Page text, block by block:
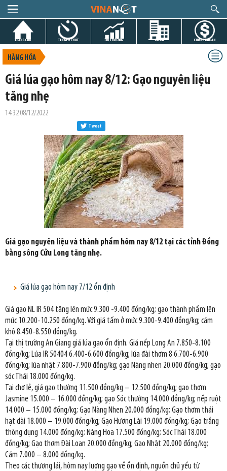
TRANG CHỦ TIN GIỜ CHÓT THỊ TRƯỜNG DỰ ÁN CHỨNG KHOÁN
HÀNG HÓA
Giá lúa gạo hôm nay 8/12: Gạo nguyên liệu
tăng nhẹ
14:32 08/12/2022
Tweet
Giá gạo nguyên liệu và thành phẩm hôm nay 8/12 tại các tỉnh Đồng
bằng sông Cửu Long tăng nhẹ.
Giá lúa gạo hôm nay 7/12 ổn định
Giá gạo NL IR 504 tăng lên mức 9.300 -9.400 đồng/kg; gạo thành phẩm lên
mức 10.200-10.250 đồng/kg. Với giá tấm ở mức 9.300-9.400 đồng/kg; cám
khô 8.450-8.550 đồng/kg.
Tại thị trường An Giang giá lúa gạo ổn định. Giá nếp Long An 7.850-8.100
đồng/kg; Lúa IR 50404 6.400-6.600 đồng/kg; lúa đài thơm 8 6.700-6.900
đồng/kg; lúa nhật 7.800-7.900 đồng/kg; gạo Nàng nhen 20.000 đồng/kg; gạo
sóc Thái 18.000 đồng/kg.
Tại chợ lẻ, giá gạo thường 11.500 đồng/kg – 12.500 đồng/kg; gạo thơm
Jasmine 15.000 – 16.000 đồng/kg; gạo Sóc thường 14.000 đồng/kg; nếp ruột
14.000 – 15.000 đồng/kg; Gạo Nàng Nhen 20.000 đồng/kg; Gạo thơm thái
hạt dài 18.000 – 19.000 đồng/kg; Gạo Hương Lài 19.000 đồng/kg; Gạo trắng
thông dụng 14.000 đồng/kg; Nàng Hoa 17.500 đồng/kg; Sóc Thái 18.000
đồng/kg; Gạo thơm Đài Loan 20.000 đồng/kg; Gạo Nhật 20.000 đồng/kg;
Cám 7.000 – 8.000 đồng/kg.
Theo các thương lái, hôm nay lượng gạo về ổn định, nguồn chủ yếu từ